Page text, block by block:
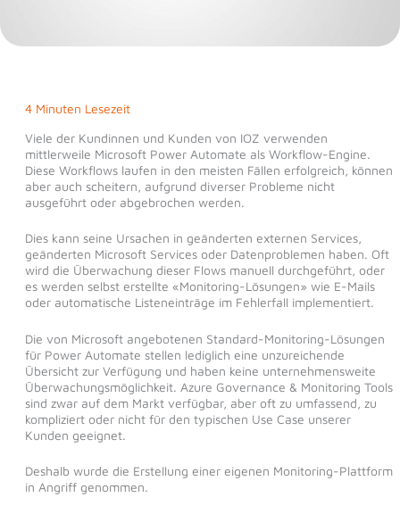
4 Minuten Lesezeit
Viele der Kundinnen und Kunden von IOZ verwenden
mittlerweile Microsoft Power Automate als Workflow-Engine.
Diese Workflows laufen in den meisten Fällen erfolgreich, können
aber auch scheitern, aufgrund diverser Probleme nicht
ausgeführt oder abgebrochen werden.
Dies kann seine Ursachen in geänderten externen Services,
geänderten Microsoft Services oder Datenproblemen haben. Oft
wird die Überwachung dieser Flows manuell durchgeführt, oder
es werden selbst erstellte «Monitoring-Lösungen» wie E-Mails
oder automatische Listeneinträge im Fehlerfall implementiert.
Die von Microsoft angebotenen Standard-Monitoring-Lösungen
für Power Automate stellen lediglich eine unzureichende
Übersicht zur Verfügung und haben keine unternehmensweite
Überwachungsmöglichkeit. Azure Governance & Monitoring Tools
sind zwar auf dem Markt verfügbar, aber oft zu umfassend, zu
kompliziert oder nicht für den typischen Use Case unserer
Kunden geeignet.
Deshalb wurde die Erstellung einer eigenen Monitoring-Plattform
in Angriff genommen.